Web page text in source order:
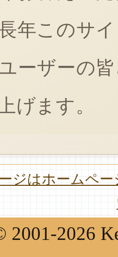
年このサ
ーザーの
げます。
ジはホームペ
2026